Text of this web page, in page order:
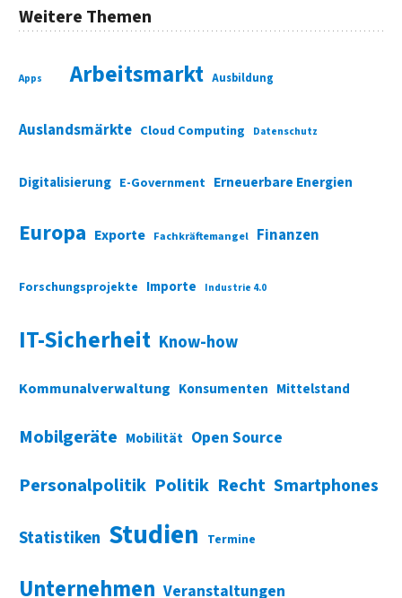
Weitere Themen
Apps Arbeitsmarkt Ausbildung
Auslandsmärkte Cloud Computing Datenschutz
Digitalisierung E-Government Erneuerbare Energien
Europa Exporte Fachkräftemangel Finanzen
Forschungsprojekte Importe Industrie 4.0
IT-Sicherheit Know-how
Kommunalverwaltung Konsumenten Mittelstand
Mobilgeräte Mobilität Open Source
Personalpolitik Politik Recht Smartphones
Statistiken Studien Termine
Unternehmen Veranstaltungen